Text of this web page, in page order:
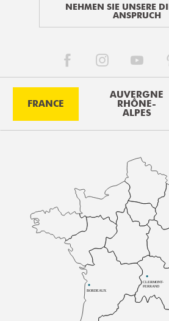
NEHMEN SIE UNSERE
ANSPRUCH
FRANCE
AUVERGNE
RHÔNE-
ALPES
BORDEAUX
CLERMONT-
FERRAND